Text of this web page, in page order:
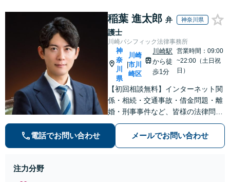
稲葉 進太郎 弁
護士
神奈川県
川崎パシフィック法律事務所
神
奈
川
県
川崎
市川
崎区
川崎駅
から徒
歩1分
営業時間：09:00
~22:00（土日祝
日）
【初回相談無料】インターネット関
係・相続・交通事故・借金問題・離
婚・刑事事件など、皆様の法律問題
を解決すべく、親身になって取り組
みます。クチコミ・リピーターの方
も多数。お気軽にお問い合わせ下さ
電話でお問い合わせ メールでお問い合わせ
注力分野